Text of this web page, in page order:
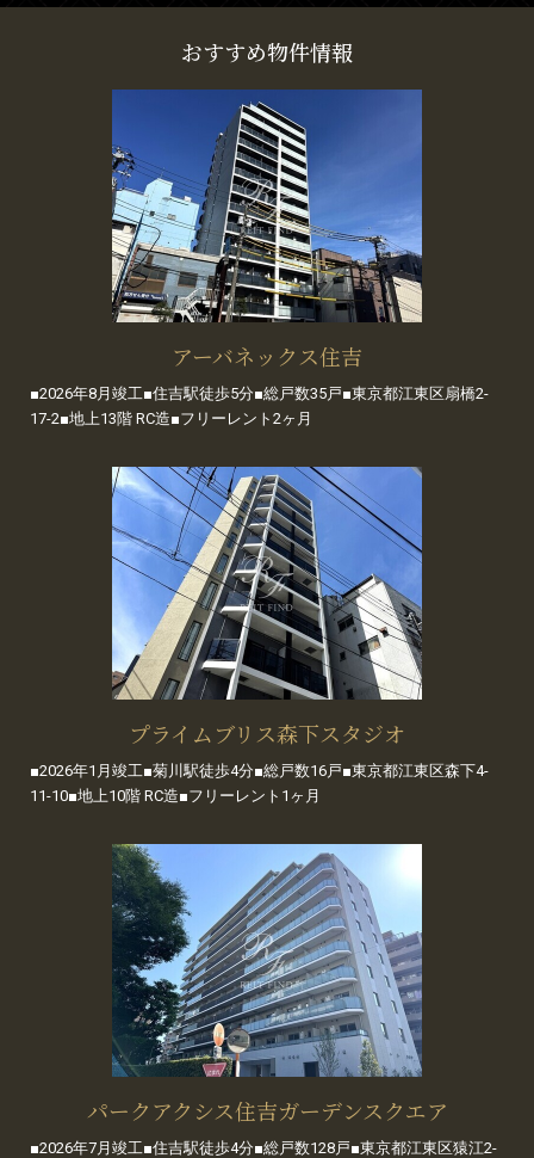
おすすめ物件情報
アーバネックス住吉
■2026年8月竣工■住吉駅徒歩5分■総戸数35戸■東京都江東区扇橋2-
17-2■地上13階 RC造■フリーレント2ヶ月
プライムブリス森下スタジオ
■2026年1月竣工■菊川駅徒歩4分■総戸数16戸■東京都江東区森下4-
11-10■地上10階 RC造■フリーレント1ヶ月
パークアクシス住吉ガーデンスクエア
■2026年7月竣工■住吉駅徒歩4分■総戸数128戸■東京都江東区猿江2-